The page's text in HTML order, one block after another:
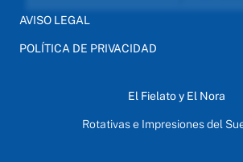
AVISO LEGAL
POLÍTICA DE PRIVACIDAD
El Fielato y El Nora
Rotativas e Impresiones del